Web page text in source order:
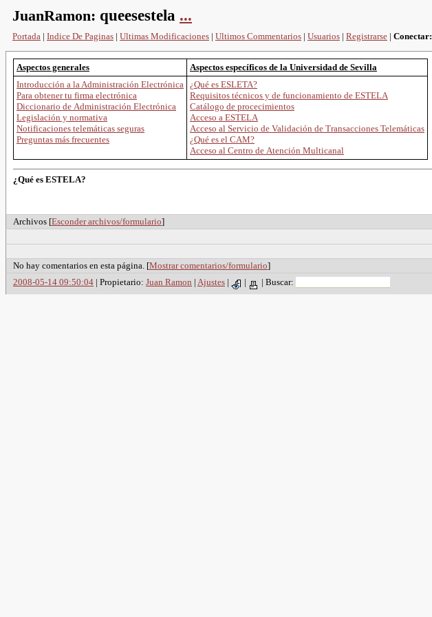
JuanRamon: queesestela ...
Portada | Indice De Paginas | Ultimas Modificaciones | Ultimos Commentarios | Usuarios | Registrarse | Conectar:
Aspectos generales
Aspectos específicos de la Universidad de Sevilla
Introducción a la Administración Electrónica
Para obtener tu firma electrónica
Diccionario de Administración Electrónica
Legislación y normativa
Notificaciones telemáticas seguras
Preguntas más frecuentes
¿Qué es ESLETA?
Requisitos técnicos y de funcionamiento de ESTELA
Catálogo de procecimientos
Acceso a ESTELA
Acceso al Servicio de Validación de Transacciones Telemáticas
¿Qué es el CAM?
Acceso al Centro de Atención Multicanal
¿Qué es ESTELA?
Archivos [Esconder archivos/formulario]
No hay comentarios en esta página. [Mostrar comentarios/formulario]
2008-05-14 09:50:04 | Propietario: Juan Ramon | Ajustes | | | Buscar: